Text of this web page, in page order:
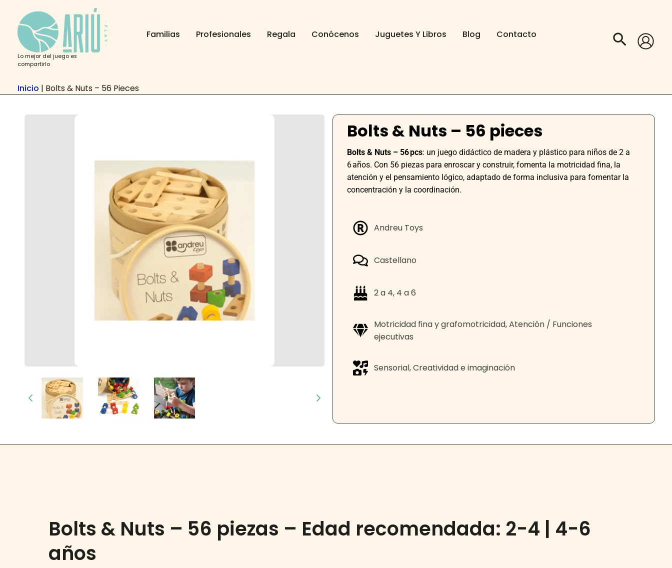
contenido
Lo mejor del juego es
compartirlo
Familias Profesionales Regala Conócenos Juguetes Y Libros Blog Contacto Buscar
Inicio | Bolts & Nuts – 56 Pieces
Bolts & Nuts – 56 pieces
Bolts & Nuts – 56 pcs: un juego didáctico de madera y plástico para niños de 2 a
6 años. Con 56 piezas para enroscar y construir, fomenta la motricidad fina, la
atención y el pensamiento lógico, adaptado de forma inclusiva para fomentar la
concentración y la coordinación.
Andreu Toys
Castellano
2 a 4, 4 a 6
Motricidad fina y grafomotricidad, Atención / Funciones
ejecutivas
Sensorial, Creatividad e imaginación
Bolts & Nuts – 56 piezas – Edad recomendada: 2-4 | 4-6
años